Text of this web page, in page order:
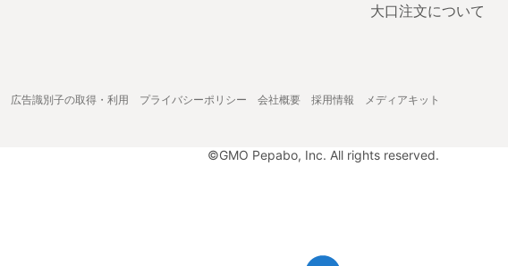
大口注文について
広告識別子の取得・利用 プライバシーポリシー 会社概要 採用情報 メディアキット
©GMO Pepabo, Inc. All rights reserved.